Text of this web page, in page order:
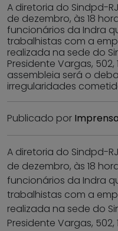
A diretoria do Sindpd-
de dezembro, às 18
funcionários da Indra
trabalhistas com a
realizada na sede do
Presidente Vargas,
assembleia será o
irregularidades
Publicado por Imprensa
A diretoria do Sindpd-
de dezembro, às 18
funcionários da Indra
trabalhistas com a
realizada na sede do
Presidente Vargas, 502,